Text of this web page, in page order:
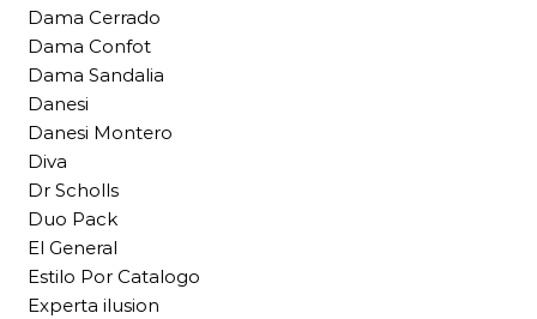
Dama Cerrado
Dama Confot
Dama Sandalia
Danesi
Danesi Montero
Diva
Dr Scholls
Duo Pack
El General
Estilo Por Catalogo
Experta ilusion